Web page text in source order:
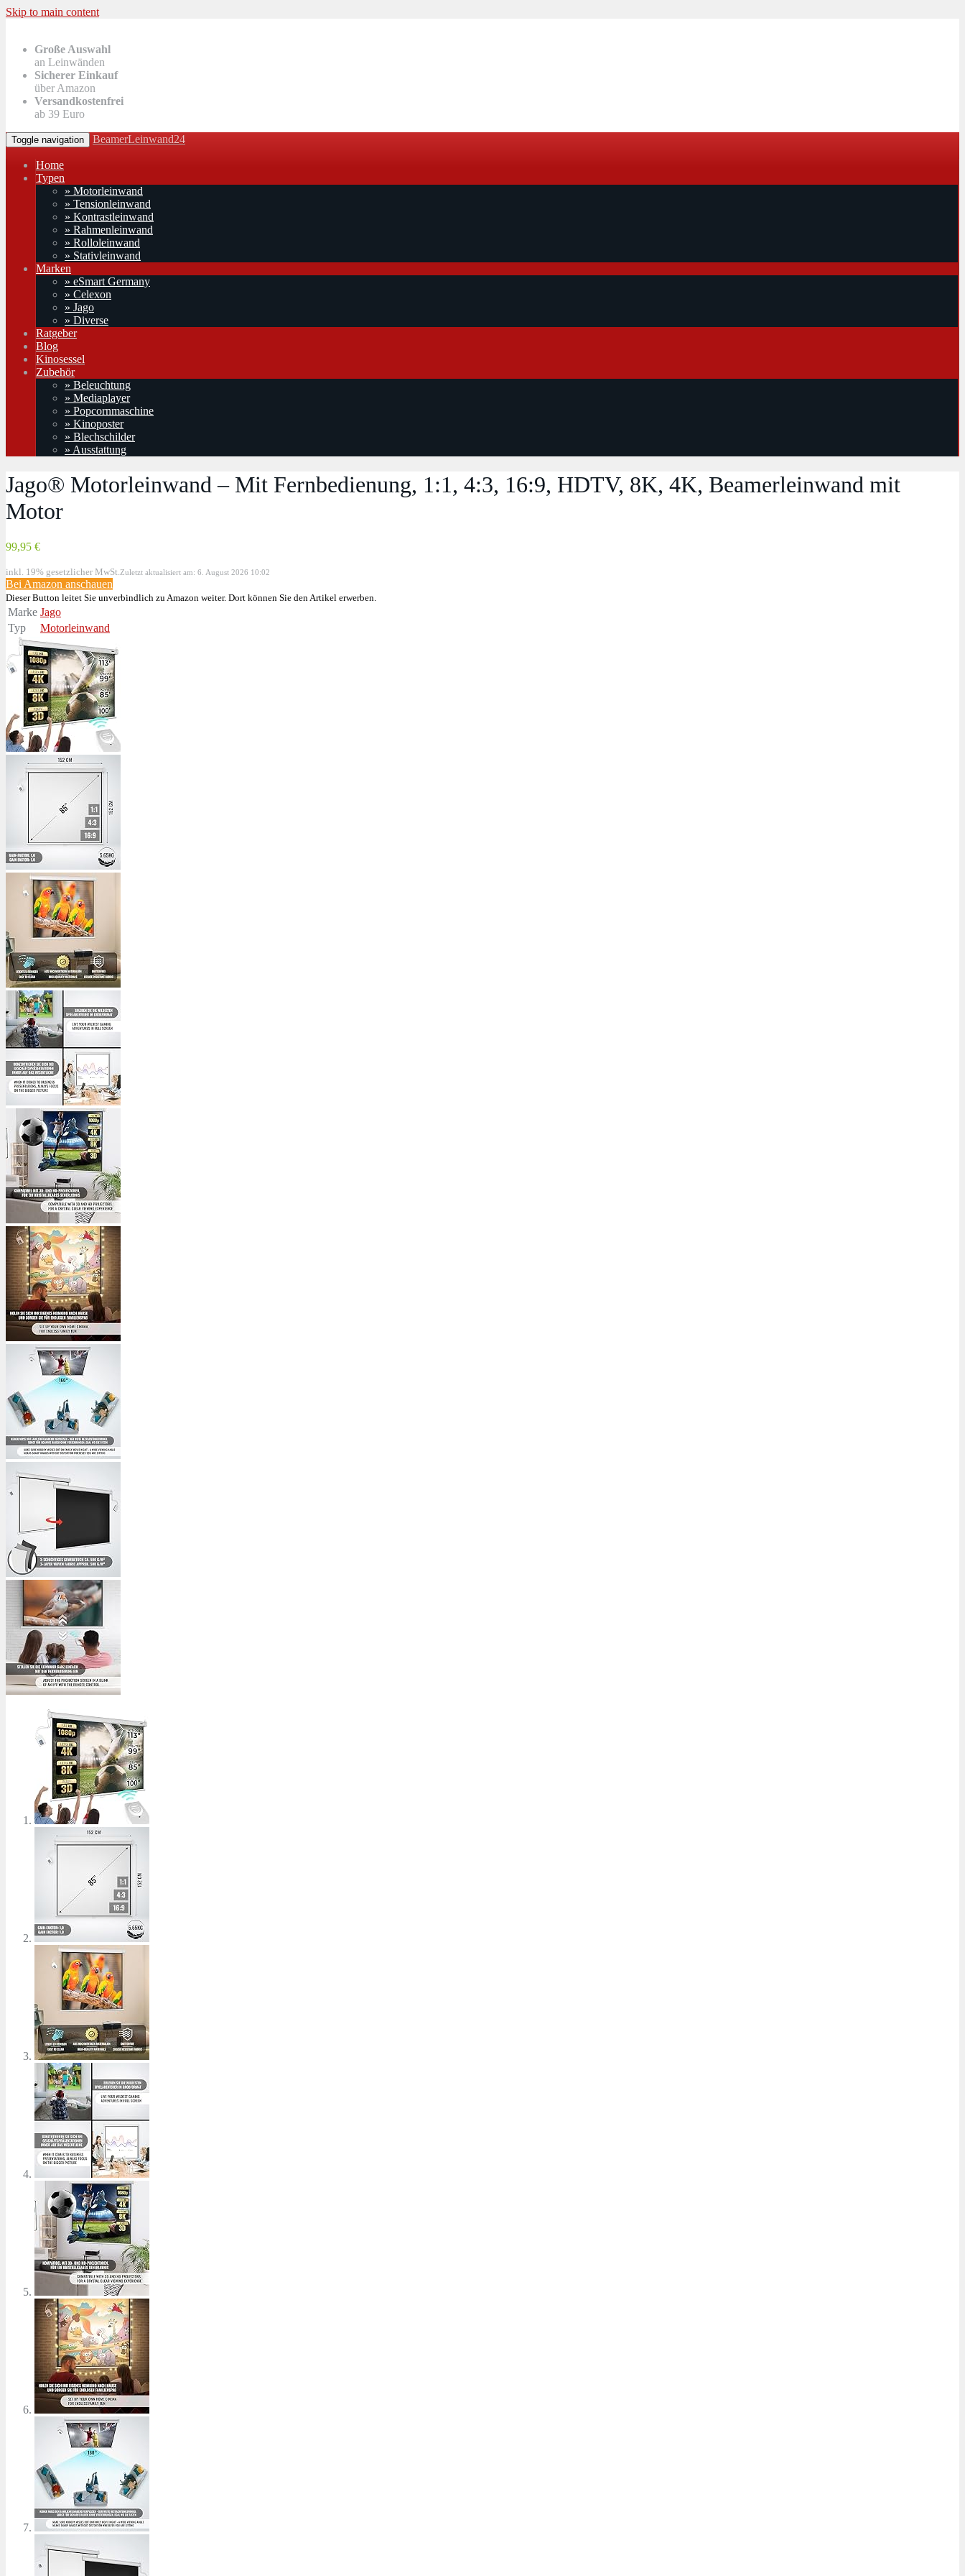
Skip to main content
Große Auswahl
an Leinwänden
Sicherer Einkauf
über Amazon
Versandkostenfrei
ab 39 Euro
Toggle navigation BeamerLeinwand24
Home
Typen
» Motorleinwand
» Tensionleinwand
» Kontrastleinwand
» Rahmenleinwand
» Rolloleinwand
» Stativleinwand
Marken
» eSmart Germany
» Celexon
» Jago
» Diverse
Ratgeber
Blog
Kinosessel
Zubehör
» Beleuchtung
» Mediaplayer
» Popcornmaschine
» Kinoposter
» Blechschilder
» Ausstattung
Jago® Motorleinwand – Mit Fernbedienung, 1:1, 4:3, 16:9, HDTV, 8K, 4K, Beamerleinwand mit
Motor
99,95 €
inkl. 19% gesetzlicher MwSt. Zuletzt aktualisiert am: 6. August 2026 10:02
Bei Amazon anschauen
Dieser Button leitet Sie unverbindlich zu Amazon weiter. Dort können Sie den Artikel erwerben.
Marke Jago
Typ
Motorleinwand